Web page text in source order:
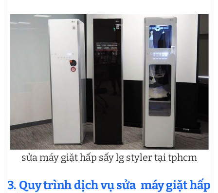
sửa máy giặt hấp sấy lg styler tại tphcm
3. Quy trình dịch vụ sửa máy giặt hấp